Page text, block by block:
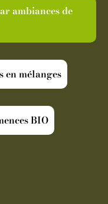
ambiances de
en mélanges
BIO